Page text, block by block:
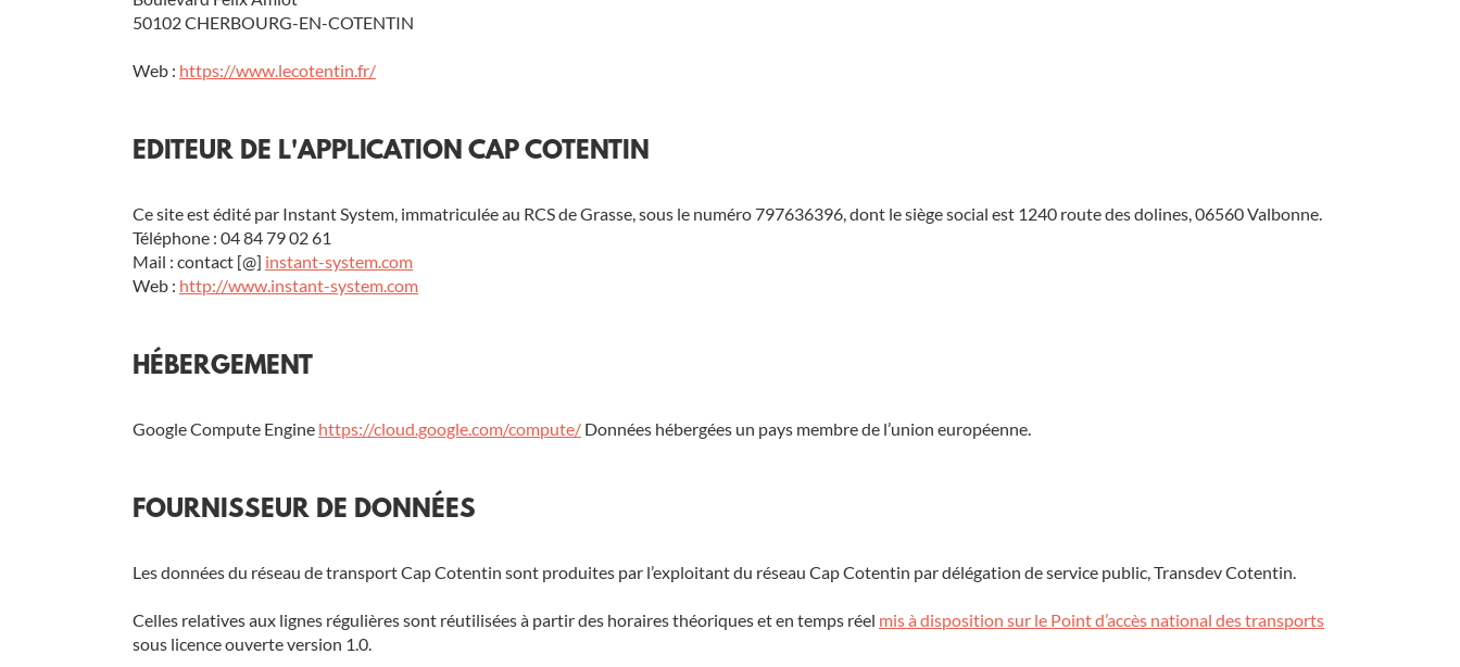
50102 CHERBOURG-EN-COTENTIN
Web : https://www.lecotentin.fr/
EDITEUR DE L'APPLICATION CAP COTENTIN
Ce site est édité par Instant System, immatriculée au RCS de Grasse, sous le numéro 797636396, dont le siège social est 1240 route des dolines, 06560 Valbonne.
Téléphone : 04 84 79 02 61
Mail : contact [@] instant-system.com
Web : http://www.instant-system.com
HÉBERGEMENT
Google Compute Engine https://cloud.google.com/compute/ Données hébergées un pays membre de l’union européenne.
FOURNISSEUR DE DONNÉES
Les données du réseau de transport Cap Cotentin sont produites par l’exploitant du réseau Cap Cotentin par délégation de service public, Transdev Cotentin.
Celles relatives aux lignes régulières sont réutilisées à partir des horaires théoriques et en temps réel mis à disposition sur le Point d’accès national des transports
sous licence ouverte version 1.0.